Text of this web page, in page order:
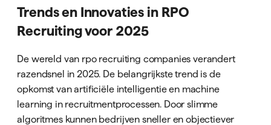
Trends en Innovaties in RPO
Recruiting voor 2025
De wereld van rpo recruiting companies verandert
razendsnel in 2025. De belangrijkste trend is de
opkomst van artificiële intelligentie en machine
learning in recruitmentprocessen. Door slimme
algoritmes kunnen bedrijven sneller en objectiever